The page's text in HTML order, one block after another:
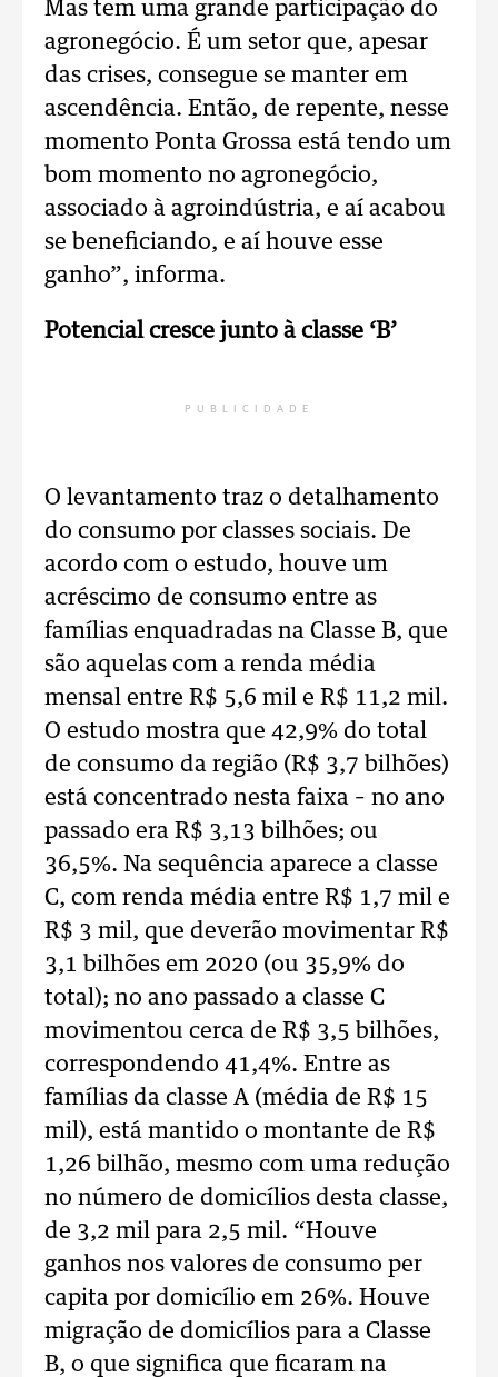
Mas tem uma grande participação do
agronegócio. É um setor que, apesar
das crises, consegue se manter em
ascendência. Então, de repente, nesse
momento Ponta Grossa está tendo um
bom momento no agronegócio,
associado à agroindústria, e aí acabou
se beneficiando, e aí houve esse
ganho”, informa.
Potencial cresce junto à classe ‘B’
PUBLICIDADE
O levantamento traz o detalhamento
do consumo por classes sociais. De
acordo com o estudo, houve um
acréscimo de consumo entre as
famílias enquadradas na Classe B, que
são aquelas com a renda média
mensal entre R$ 5,6 mil e R$ 11,2 mil.
O estudo mostra que 42,9% do total
de consumo da região (R$ 3,7 bilhões)
está concentrado nesta faixa – no ano
passado era R$ 3,13 bilhões; ou
36,5%. Na sequência aparece a classe
C, com renda média entre R$ 1,7 mil e
R$ 3 mil, que deverão movimentar R$
3,1 bilhões em 2020 (ou 35,9% do
total); no ano passado a classe C
movimentou cerca de R$ 3,5 bilhões,
correspondendo 41,4%. Entre as
famílias da classe A (média de R$ 15
mil), está mantido o montante de R$
1,26 bilhão, mesmo com uma redução
no número de domicílios desta classe,
de 3,2 mil para 2,5 mil. “Houve
ganhos nos valores de consumo per
capita por domicílio em 26%. Houve
migração de domicílios para a Classe
B, o que significa que ficaram na